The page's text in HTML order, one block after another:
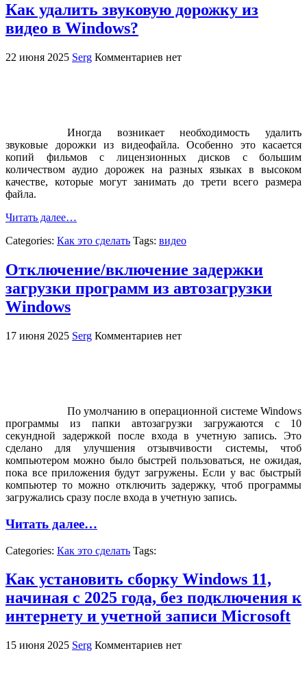
Как удалить звуковую дорожку из
видео в Windows?
22 июня 2025 Serg Комментариев нет
Иногда возникает необходимость удалить
звуковые дорожки из видеофайла. Особенно это касается
копий фильмов с лицензионных дисков с большим
количеством аудио дорожек на разных языках в высоком
качестве, которые могут занимать до трети всего размера
файла.
Читать далее…
Categories: Как это сделать Tags: видео
Отключение/включение задержки
загрузки программ из автозагрузки
Windows
17 июня 2025 Serg Комментариев нет
По умолчанию в операционной системе Windows
программы из папки автозагрузки загружаются с 10
секундной задержкой после входа в учетную запись. Это
сделано для улучшения отзывчивости системы, чтоб
компьютером можно было быстрей пользоваться, не ожидая,
пока все приложения будут загружены. Если у вас быстрый
компьютер то можно отключить задержку, чтоб программы
загружались сразу после входа в учетную запись.
Читать далее…
Categories: Как это сделать Tags:
Как установить сборку Windows 11,
начиная с 2025 года, без подключения к
интернету и учетной записи Microsoft
15 июня 2025 Serg Комментариев нет